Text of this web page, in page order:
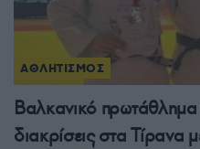
ΑΘΛΗΤΙΣΜΟΣ
Βαλκανικό πρωτάθλημα
διακρίσεις στα Τίρανα